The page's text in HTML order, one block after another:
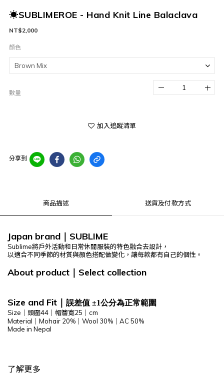
☀SUBLIMEROE - Hand Knit Line Balaclava
NT$2,000
顏色
數量
加入追蹤清單
分享到
商品描述 送貨及付款方式
Japan brand SUBLIME
Sublime將戶外活動和日常休閒服裝的特色融合去設計，
以適合不同季節的材質與顏色搭配做變化，讓每款都有自己的個性。
About product Select collection
Size and Fit 誤差值 ±1公分為正常範圍
Size｜頭圍44｜帽簷寬25｜cm
Material｜ Mohair 20%｜Wool 30%｜AC 50%
Made in Nepal
了解更多